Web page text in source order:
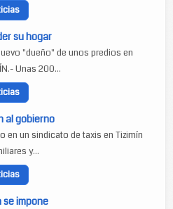
su hogar
"dueño" de unos predios en
Unas 200...
al gobierno
en un sindicato de taxis en Tizimín
y...
se impone